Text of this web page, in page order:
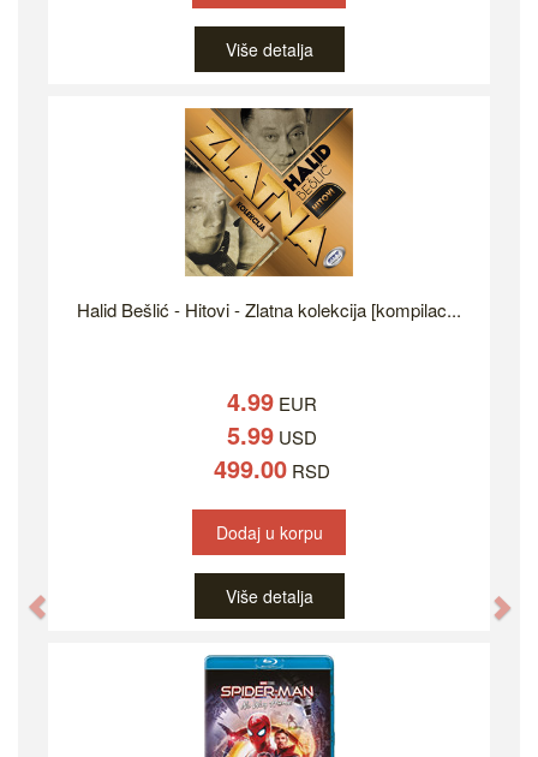
Više detalja
Halid Bešlić - Hitovi - Zlatna kolekcija [kompilac...
4.99 EUR
5.99 USD
499.00 RSD
Dodaj u korpu
Više detalja